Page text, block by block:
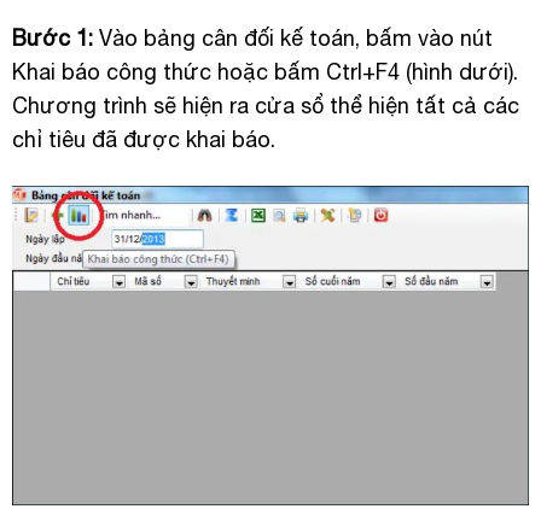
Bước 1:Vào bảng cân đối kế toán, bấm vào nút
Khai báo công thức hoặc bấm Ctrl+F4 (hình dưới).
Chương trình sẽ hiện ra cửa sổ thể hiện tất cả các
chỉ tiêu đã được khai báo.